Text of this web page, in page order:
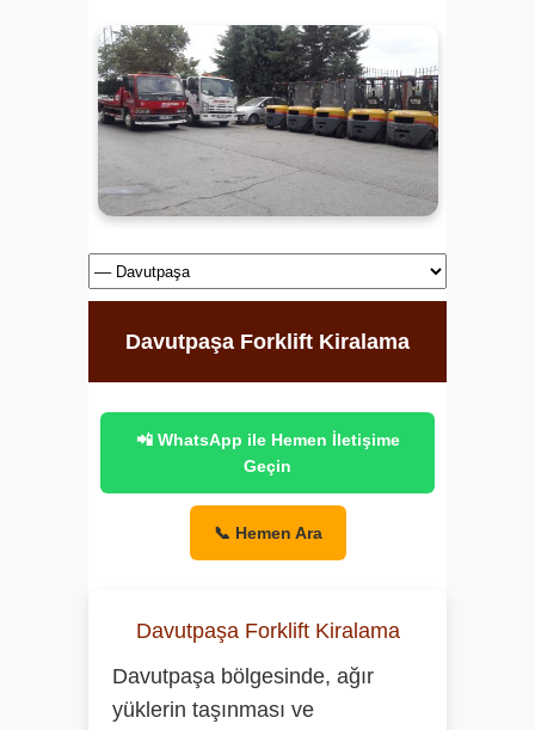
Davutpaşa Forklift Kiralama
📲 WhatsApp ile Hemen İletişime
Geçin
📞 Hemen Ara
Davutpaşa Forklift Kiralama
Davutpaşa bölgesinde, ağır
yüklerin taşınması ve